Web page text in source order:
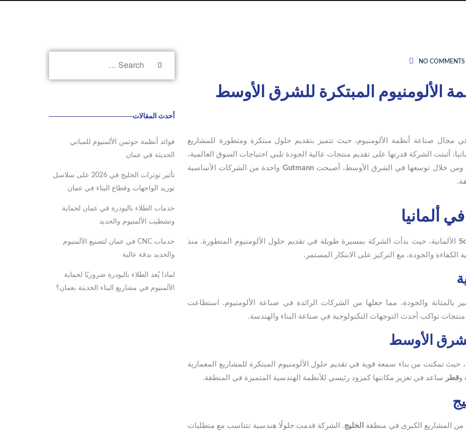
NO COMMENTS
مجال صناعة أنظمة الألومنيوم، حيث تتميز بتقديم حلول مبتكرة ومتطورة للمشاريع
الكبرى. ومنذ تأسيسها في عام 1937 في ألمانيا، أثبتت الشركة قدرتها على تقديم منتجات عالية الجودة تلبي احتياجات السوق العالمية،
ومن خلال توسعها في الشرق الأوسط، أصبحتGutmann واحدة من الشركات الأساسية
الألمانية، حيث بدأت الشركة بمسيرة طويلة في تقديم حلول الألومنيوم المتطورة. منذ
الكفاءة والجودة، مع التركيز على الابتكار المستمر.
بالمتانة والجودة، مما جعلها من الشركات الرائدة في صناعة الألومنيوم. استطاعت
تواكب أحدث التوجهات التكنولوجية في صناعة البناء والهندسة.
تمكنت من بناء سمعة قوية في تقديم حلول الألومنيوم المبتكرة للمشاريع المعمارية
وقطر ساعد في تعزيز مكانتها كمزود رئيسي للأنظمة الهندسية المتميزة في المنطقة.
من المشاريع الكبرى في منطقة الخليج. الشركة قدمت حلولًا هندسية تتناسب مع متطلبات
أحدث المقالات
فوائد أنظمة جوتمن الألمنيوم للمباني
الحديثة في عمان
تأثير توترات الخليج في 2026 على سلاسل
توريد الواجهات وقطاع البناء في عمان
خدمات الطلاء بالبودرة في عمان لحماية
وتشطيب الألمنيوم والحديد
خدمات CNC في عمان لتصنيع الألمنيوم
والحديد بدقة عالية
لماذا يُعد الطلاء بالبودرة ضروريًا لحماية
الألمنيوم في مشاريع البناء الحديثة بعمان؟